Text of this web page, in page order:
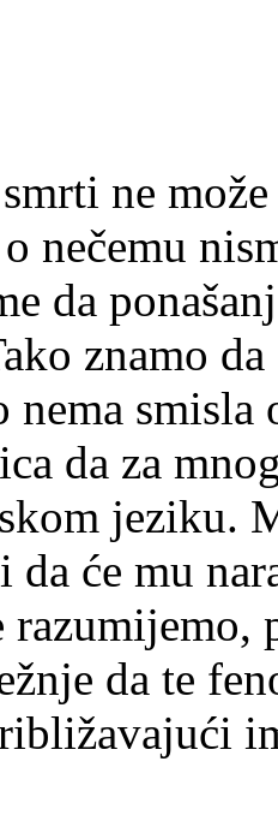
ne
nečemu
da
znamo
nema
da za
jeziku.
da će mu
da te